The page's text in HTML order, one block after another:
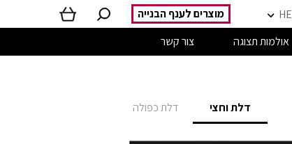
HE
מוצרים לענף הבנייה
אולמות תצוגה צור קשר
דלת וחצי דלת כפולה